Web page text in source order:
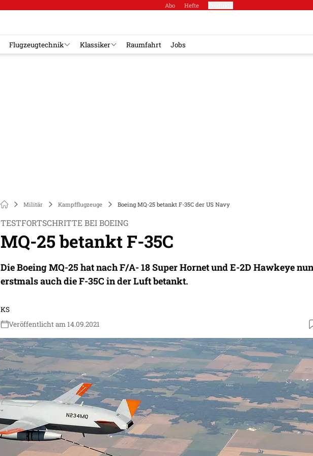
Abo Hefte
Flugzeugtechnik Klassiker Raumfahrt Jobs
Militär Kampfflugzeuge Boeing MQ-25 betankt F-35C der US Navy
TESTFORTSCHRITTE BEI BOEING
MQ-25 betankt F-35C
Die Boeing MQ-25 hat nach F/A- 18 Super Hornet und E-2D Hawkeye nun
erstmals auch die F-35C in der Luft betankt.
KS
Veröffentlicht am 14.09.2021